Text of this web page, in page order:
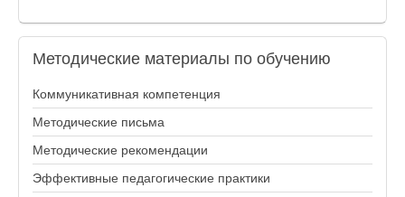
Методические материалы по обучению
Коммуникативная компетенция
Методические письма
Методические рекомендации
Эффективные педагогические практики